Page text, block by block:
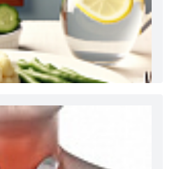
получить по